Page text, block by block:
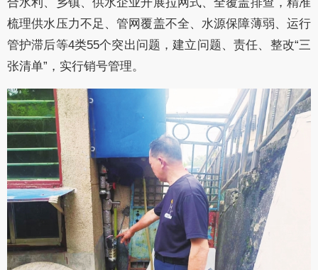
梳理供水压力不足、管网覆盖不全、水源保障薄弱、运行
管护滞后等4类55个突出问题，建立问题、责任、整改“三
张清单”，实行销号管理。